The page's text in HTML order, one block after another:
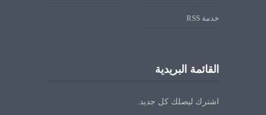
خدمة RSS
القائمة البريدية
اشترك ليصلك كل جديد.